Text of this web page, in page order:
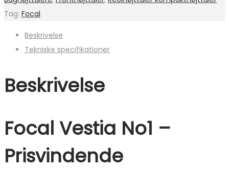
Tag: Focal
Beskrivelse
Tekniske specifikationer
Beskrivelse
Focal Vestia No1 –
Prisvindende